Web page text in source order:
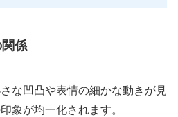
係
な凹凸や表情の細かな動きが見
象が均一化されます。